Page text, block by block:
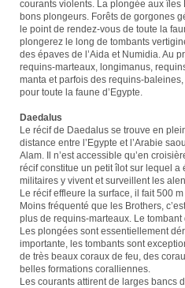
courants violents. La plongée aux îles
bons plongeurs. Forêts de gorgones
le point de rendez-vous de toute la
plongerez le long de tombants
des épaves de l’Aida et Numidia. Au
requins-marteaux, longimanus,
manta et parfois des requins-
pour toute la faune d’Egypte.
Daedalus
Le récif de Daedalus se trouve en
distance entre l’Egypte et l’Arabie
Alam. Il n’est accessible qu’en
récif constitue un petit îlot sur lequel a
militaires y vivent et surveillent les
Le récif effleure la surface, il fait 500
Moins fréquenté que les Brothers,
plus de requins-marteaux. Le
Les plongées sont essentiellement
importante, les tombants sont
de très beaux coraux de feu, des
belles formations coralliennes.
Les courants attirent de larges bancs